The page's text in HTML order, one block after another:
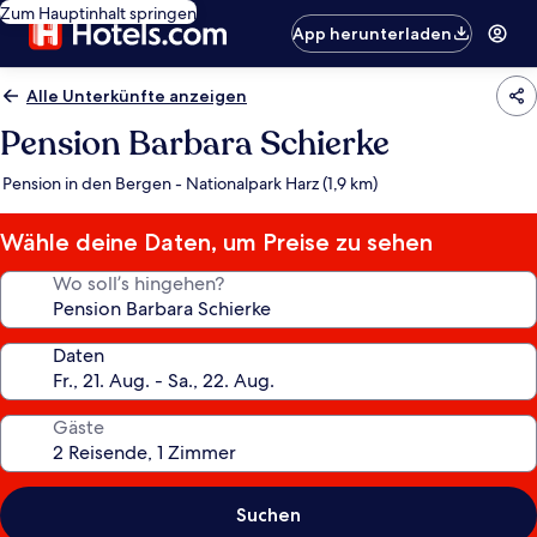
Zum Hauptinhalt springen
App herunterladen
Alle Unterkünfte anzeigen
Pension Barbara Schierke
Pension in den Bergen - Nationalpark Harz (1,9 km)
Wähle deine Daten, um Preise zu sehen
Wo soll’s hingehen?
Daten
Gäste
Suchen